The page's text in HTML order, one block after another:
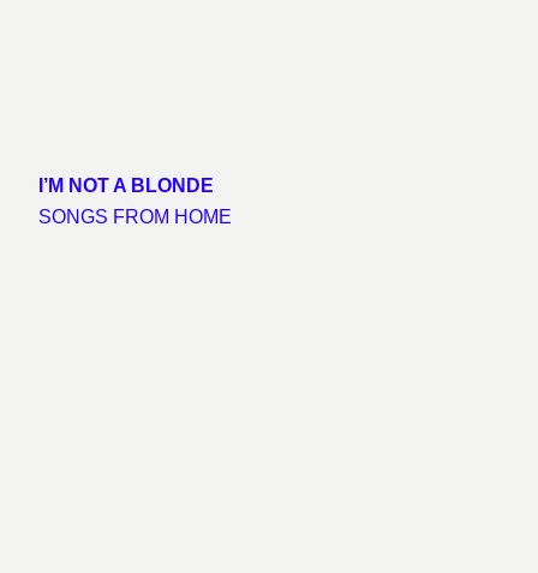
I’M NOT A BLONDE
SONGS FROM HOME